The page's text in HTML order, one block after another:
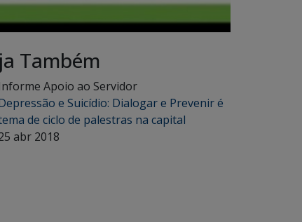
Também
Apoio ao Servidor
e Suicídio: Dialogar e Prevenir é
de ciclo de palestras na capital
abr 2018